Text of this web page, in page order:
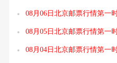
08月06日北京邮票行情第一
08月05日北京邮票行情第一
08月04日北京邮票行情第一